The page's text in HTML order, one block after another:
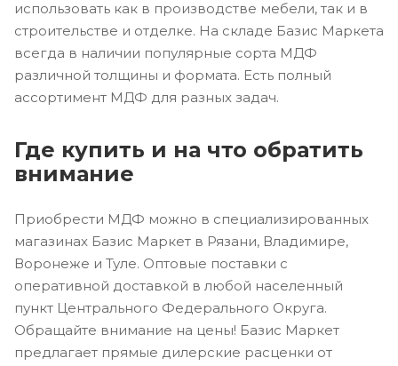
использовать как в производстве мебели, так и в
строительстве и отделке. На складе Базис Маркета
всегда в наличии популярные сорта МДФ
различной толщины и формата. Есть полный
ассортимент МДФ для разных задач.
Где купить и на что обратить
внимание
Приобрести МДФ можно в специализированных
магазинах Базис Маркет в Рязани, Владимире,
Воронеже и Туле. Оптовые поставки с
оперативной доставкой в любой населенный
пункт Центрального Федерального Округа.
Обращайте внимание на цены! Базис Маркет
предлагает прямые дилерские расценки от